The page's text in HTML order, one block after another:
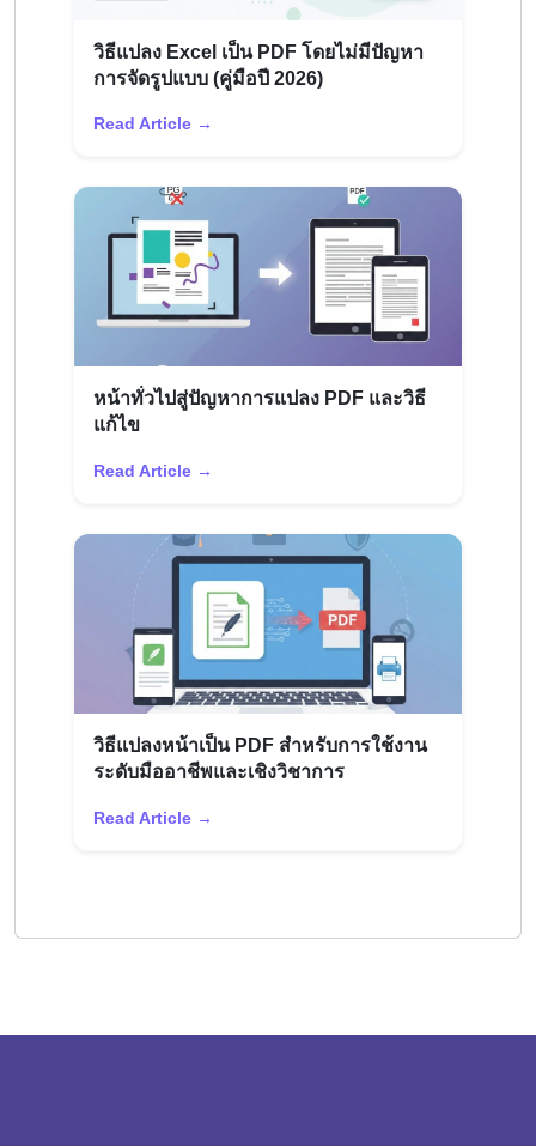
วิธีแปลง Excel เป็น PDF โดยไม่มีปัญหา
การจัดรูปแบบ (คู่มือปี 2026)
Read Article →
หน้าทั่วไปสู่ปัญหาการแปลง PDF และวิธี
แก้ไข
Read Article →
วิธีแปลงหน้าเป็น PDF สำหรับการใช้งาน
ระดับมืออาชีพและเชิงวิชาการ
Read Article →